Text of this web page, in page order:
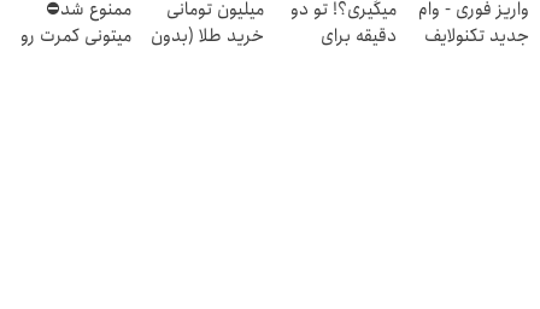
واریز فوری - وام
جدید تکنولایف
میگیری؟! تو دو
دقیقه برای
میلیون تومانی
خرید طلا (بدون
ممنوع شد⛔
میتونی کمرت رو